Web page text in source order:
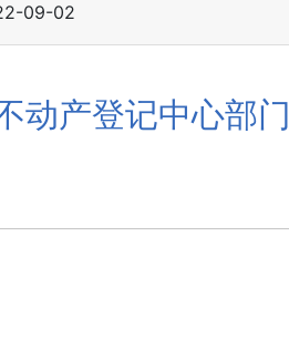
09-02
动产登记中心部